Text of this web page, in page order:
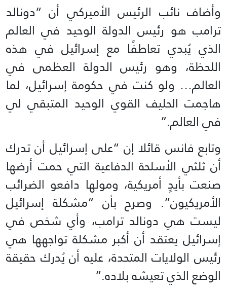
وأضاف نائب الرئيس الأميركي أن “دونالد
ترامب هو رئيس الدولة الوحيد في العالم
الذي يُبدي تعاطفًا مع إسرائيل في هذه
اللحظة، وهو رئيس الدولة العظمى في
العالم… ولو كنت في حكومة إسرائيل، لما
هاجمت الحليف القوي الوحيد المتبقي لي
في العالم.”
وتابع فانس قائلا إن “على إسرائيل أن تدرك
أن ثلثي الأسلحة الدفاعية التي حمت أرضها
صنعت بأيدٍ أمريكية، ومولها دافعو الضرائب
الأمريكيون”. وصرح بأن “مشكلة إسرائيل
ليست هي دونالد ترامب، وأي شخص في
إسرائيل يعتقد أن أكبر مشكلة تواجهها هي
رئيس الولايات المتحدة، عليه أن يُدرك حقيقة
الوضع الذي تعيشه بلاده.”